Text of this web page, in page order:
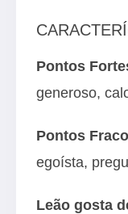
Pontos
generoso,
Pontos
egoísta,
Leão gosta